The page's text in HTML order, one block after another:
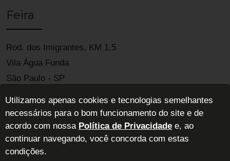
Feira
Rod. dos Imigrantes, KM 1,5
Vila Água Funda
São Paulo - SP
Utilizamos apenas cookies e tecnologias semelhantes
necessários para o bom funcionamento do site e de
acordo com nossa Política de Privacidade e, ao
continuar navegando, você concorda com estas
condições.